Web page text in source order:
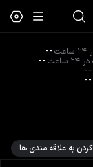
--
--
--
--
به علاقه مندی ها